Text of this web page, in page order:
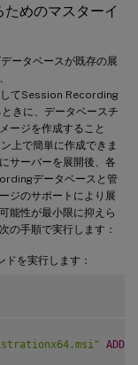
めのマスターイ
ータベースが既存の展
てSession Recording
きに、データベースチ
ージを作成すること
上で簡単に作成できま
サーバーを展開後、各
データベースと管
ジのサポートにより展
能性が最小限に抑えら
の手順で実行します：
を実行します：